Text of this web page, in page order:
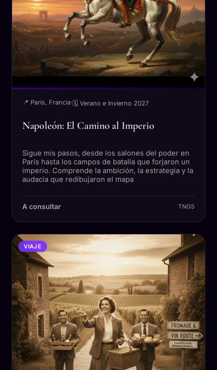
📍 París, Francia· 🗓 Verano e Invierno 2027
Napoleón: El Camino al Imperio
Sigue mis pasos, desde los salones del poder en
París hasta los campos de batalla que forjaron un
imperio. Comprende la ambición, la estrategia y la
audacia que redibujaron el mapa
A consultar TNGS
VIAJE